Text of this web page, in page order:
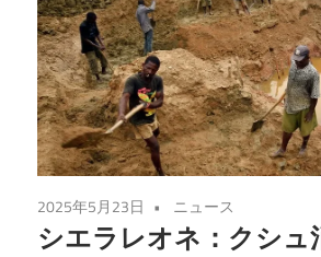
2025年5月23日 ニュース
シエラレオネ：クシュ